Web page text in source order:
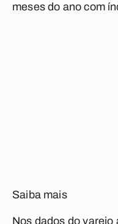
meses do ano com
Saiba mais
Nos dados do